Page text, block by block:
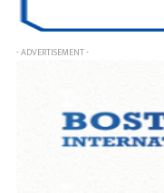
- ADVERTISEMENT -